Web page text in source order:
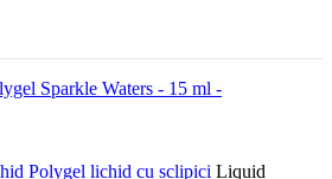
Polygel lichid cu sclipici Liquid